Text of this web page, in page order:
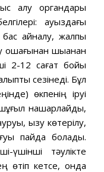
алу органдары
ауыздағы
айналу, жалпы
ошағынан шыққанан
2-12 сағат бойы
сезінеді. Бұл
өкпенің іруі
нашарлайды,
қызу көтерілу,
пайда болады.
үшінші тәулікте
өтіп кетсе, онда